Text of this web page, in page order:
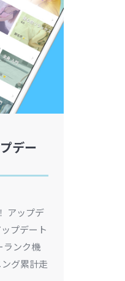
デー
アップデ
プデート
ランク機
グ累計走